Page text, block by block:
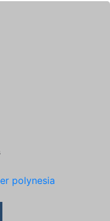
polynesia